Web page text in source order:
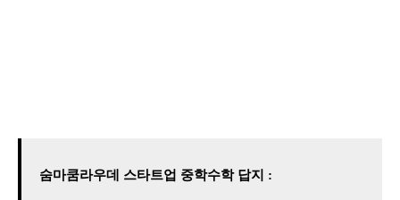
숨마쿰라우데 스타트업 중학수학 답지 :